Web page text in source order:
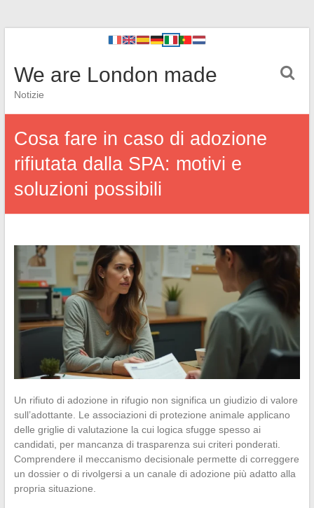
We are London made
Notizie
Cosa fare in caso di adozione
rifiutata dalla SPA: motivi e
soluzioni possibili
Un rifiuto di adozione in rifugio non significa un giudizio di valore
sull’adottante. Le associazioni di protezione animale applicano
delle griglie di valutazione la cui logica sfugge spesso ai
candidati, per mancanza di trasparenza sui criteri ponderati.
Comprendere il meccanismo decisionale permette di correggere
un dossier o di rivolgersi a un canale di adozione più adatto alla
propria situazione.